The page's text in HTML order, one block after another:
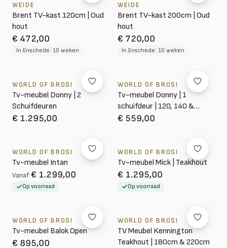
WEIDE
Brent TV-kast 120cm | Oud
hout
€ 472,00
In Enschede: 10 weken
WEIDE
Brent TV-kast 200cm | Oud
hout
€ 720,00
In Enschede: 10 weken
WORLD OF BROSI
Tv-meubel Donny | 2
Schuifdeuren
€ 1.295,00
WORLD OF BROSI
Tv-meubel Donny | 1
schuifdeur | 120, 140 &
160cm
€ 559,00
WORLD OF BROSI
Tv-meubel Intan
Vanaf € 1.299,00
Op voorraad
WORLD OF BROSI
Tv-meubel Mick | Teakhout
€ 1.295,00
Op voorraad
WORLD OF BROSI
Tv-meubel Balok Open
€ 895,00
WORLD OF BROSI
TV Meubel Kennington
Teakhout | 180cm & 220cm